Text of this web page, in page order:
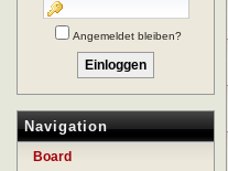
Angemeldet bleiben?
Navigation
Board